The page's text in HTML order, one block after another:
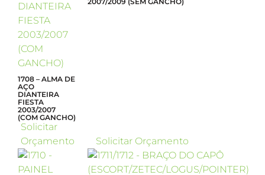
1708 – ALMA DE
AÇO
DIANTEIRA
FIESTA
2003/2007
(COM GANCHO)
Solicitar
Orçamento
Solicitar Orçamento